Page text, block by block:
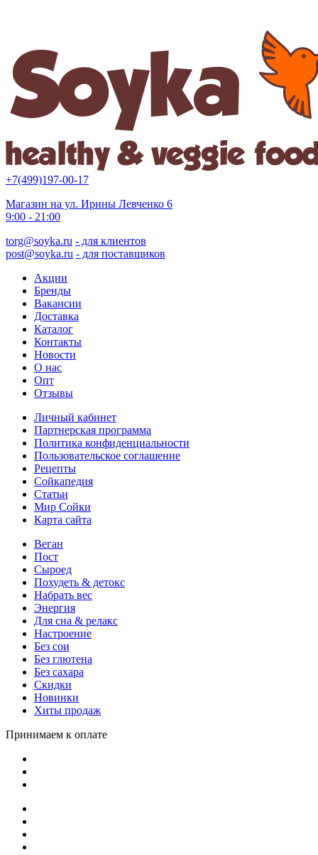
+7(499)197-00-17
Магазин на ул. Ирины Левченко 6
9:00 - 21:00
torg@soyka.ru - для клиентов
post@soyka.ru - для поставщиков
Акции
Бренды
Вакансии
Доставка
Каталог
Контакты
Новости
О нас
Опт
Отзывы
Личный кабинет
Партнерская программа
Политика конфиденциальности
Пользовательское соглашение
Рецепты
Сойкапедия
Статьи
Мир Сойки
Карта сайта
Веган
Пост
Сыроед
Похудеть & детокс
Набрать вес
Энергия
Для сна & релакс
Настроение
Без сои
Без глютена
Без сахара
Скидки
Новинки
Хиты продаж
Принимаем к оплате